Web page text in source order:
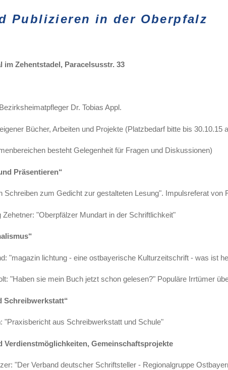
Publizieren in der Oberpfalz
im Zehentstadel, Paracelsusstr. 33
Dr. Tobias Appl.
Bücher, Arbeiten und Projekte (Platzbedarf bitte bis 30.10.15
besteht Gelegenheit für Fragen und Diskussionen)
Präsentieren“
zum Gedicht zur gestalteten Lesung". Impulsreferat von
"Oberpfälzer Mundart in der Schriftlichkeit"
lichtung - eine ostbayerische Kulturzeitschrift - was ist
sie mein Buch jetzt schon gelesen?" Populäre Irrtümer
Schreibwerkstatt“
aus Schreibwerkstatt und Schule"
Verdienstmöglichkeiten, Gemeinschaftsprojekte
"Der Verband deutscher Schriftsteller - Regionalgruppe